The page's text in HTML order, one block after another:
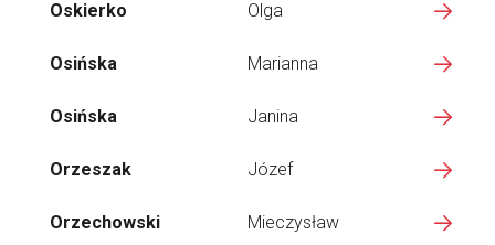
Oskierko Olga
Osińska Marianna
Osińska Janina
Orzeszak Józef
Orzechowski Mieczysław